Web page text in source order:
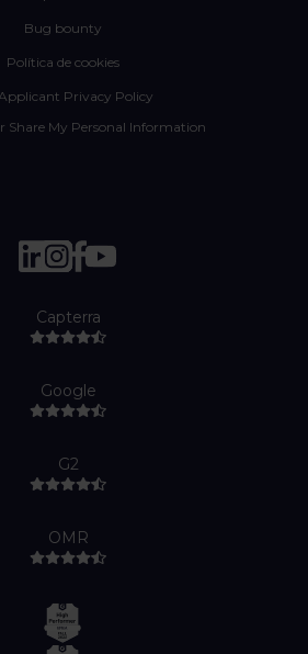
Bug bounty
Política de cookies
Privacy Policy
Share My Personal Information
Capterra
Google
G2
OMR